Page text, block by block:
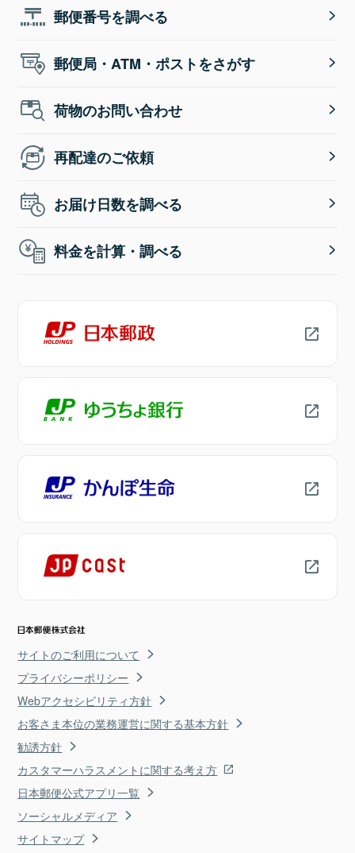
郵便番号を調べる
郵便局・ATM・ポストをさがす
荷物のお問い合わせ
再配達のご依頼
お届け日数を調べる
料金を計算・調べる
サイトのご利用について
プライバシーポリシー
Webアクセシビリティ方針
お客さま本位の業務運営に関する基本方針
勧誘方針
カスタマーハラスメントに関する考え方
日本郵便公式アプリ一覧
ソーシャルメディア
サイトマップ